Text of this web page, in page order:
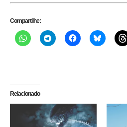
Compartilhe:
Relacionado